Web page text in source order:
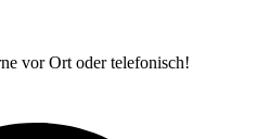
vor Ort oder telefonisch!